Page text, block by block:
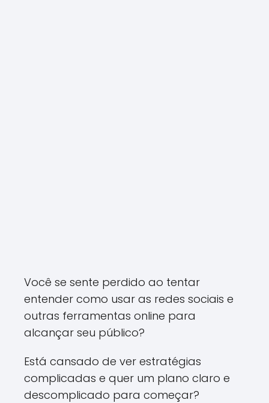
Você se sente perdido ao tentar
entender como usar as redes sociais e
outras ferramentas online para
alcançar seu público?
Está cansado de ver estratégias
complicadas e quer um plano claro e
descomplicado para começar?